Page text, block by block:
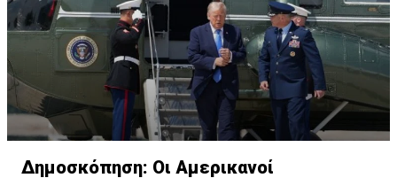
Δημοσκόπηση: Οι Αμερικανοί